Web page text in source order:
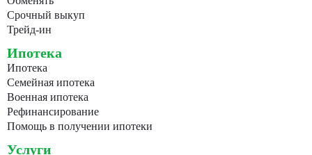
Срочный выкуп
Трейд-ин
Ипотека
Ипотека
Семейная ипотека
Военная ипотека
Рефинансирование
Помощь в получении ипотеки
Услуги